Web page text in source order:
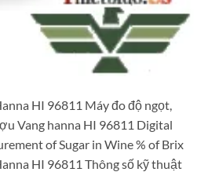
HI 96811 Máy đo độ ngọt,
Vang hanna HI 96811 Digital
of Sugar in Wine % of Brix
HI 96811 Thông số kỹ thuật